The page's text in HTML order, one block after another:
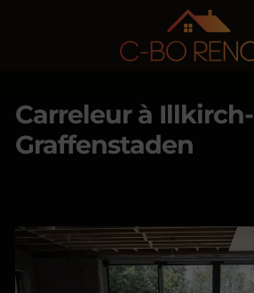
Carreleur à Illkirch-
Graffenstaden